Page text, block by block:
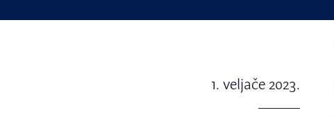
1. veljače 2023.